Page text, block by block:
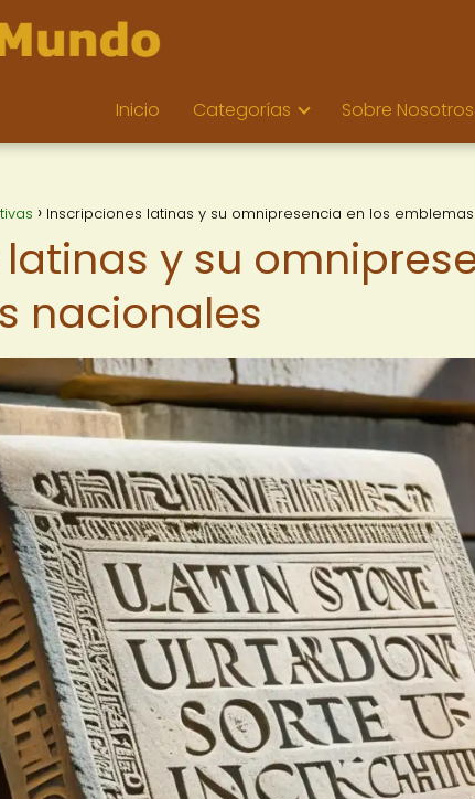
Inicio Categorías Sobre Nosotros
Inscripciones latinas y su omnipresencia en los
y su
nacionales